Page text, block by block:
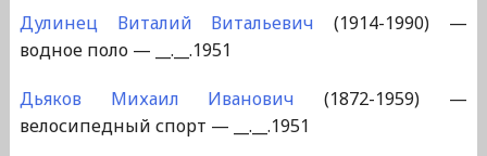
Дулинец Виталий Витальевич (1914-1990) —
водное поло — __.__.1951
Дьяков Михаил Иванович (1872-1959) —
велосипедный спорт — __.__.1951